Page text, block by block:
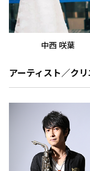
中西 咲葉
アーティスト／ク